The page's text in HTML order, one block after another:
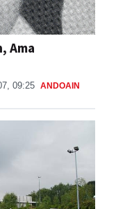
Ama
09:25 ANDOAIN